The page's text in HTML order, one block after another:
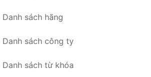
Danh sách hãng
Danh sách công ty
Danh sách từ khóa